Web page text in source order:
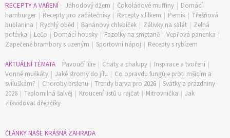
RECEPTY A VAŘENÍ Jahodový džem | Čokoládové muffiny | Domácí
hamburger | Recepty pro začátečníky | Recepty s lilkem | Perník | Třešňová
bublanina | Rychlý oběd | Banánový chlebíček | Zálivky na salát | Zelná
polévka | Lečo | Domácí housky | Fazolky na smetaně | Vepřová panenka |
Zapečené brambory s uzeným | Sportovní nápoj | Recepty s rybízem
AKTUÁLNÍ TÉMATA Pavoučí lilie | Chaty a chalupy | Inspirace a tvoření |
Vonné muškáty | Jaké stromy do jílu | Co opravdu funguje proti mšicím a
sviluškám? | Choroby brslenu | Trendy barva pro 2026 | Svátky a prázdniny
2026 | Teplomilná šalvěj | Kroucení listů u rajčat | Mitrovnička | Jak
zlikvidovat dřepčíky
ČLÁNKY NAŠE KRÁSNÁ ZAHRADA